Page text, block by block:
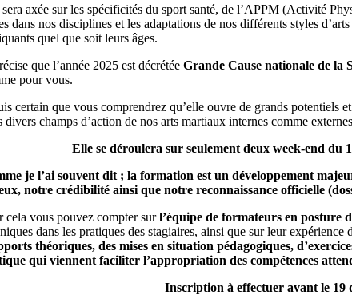
axée sur les spécificités du sport santé, de l’APPM (Activité
dans nos disciplines et les adaptations de nos différents styles
quel que soit leurs âges.
que l’année 2025 est décrétée Grande Cause nationale de la
pour vous.
certain que vous comprendrez qu’elle ouvre de grands potentiels
divers champs d’action de nos arts martiaux internes comme
Elle se déroulera sur seulement deux week-end du
je l’ai souvent dit ; la formation est un développement
notre crédibilité ainsi que notre reconnaissance officielle
cela vous pouvez compter surl’équipe de formateurs en posture
dans les pratiques des stagiaires, ainsi que sur leur expérience
théoriques, des mises en situation pédagogiques,
qui viennent faciliter l’appropriation des compétences
Inscription à effectuer avant le 19